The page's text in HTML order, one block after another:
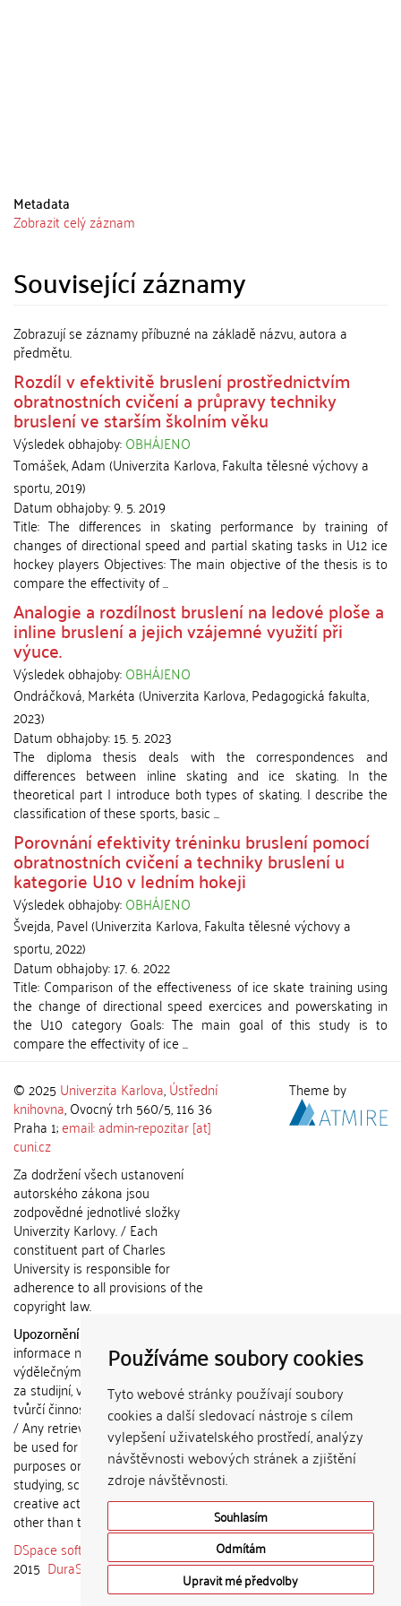
Používáme soubory cookies
Tyto webové stránky používají soubory
cookies a další sledovací nástroje s cílem
vylepšení uživatelského prostředí, analýzy
návštěvnosti webových stránek a zjištění
zdroje návštěvnosti.
Souhlasím
Odmítám
Upravit mé předvolby
Metadata
Zobrazit celý záznam
Související záznamy
Zobrazují se záznamy příbuzné na základě názvu, autora a
předmětu.
Rozdíl v efektivitě bruslení prostřednictvím
obratnostních cvičení a průpravy techniky
bruslení ve starším školním věku
Výsledek obhajoby:OBHÁJENO
Tomášek, Adam(Univerzita Karlova, Fakulta tělesné výchovy a
sportu,2019)
Datum obhajoby:9. 5. 2019
Title: The differences in skating performance by training of
changes of directional speed and partial skating tasks in U12 ice
hockey players Objectives: The main objective of the thesis is to
compare the effectivity of ...
Analogie a rozdílnost bruslení na ledové ploše a
inline bruslení a jejich vzájemné využití při
výuce.
Výsledek obhajoby:OBHÁJENO
Ondráčková, Markéta(Univerzita Karlova, Pedagogická fakulta,
2023)
Datum obhajoby:15. 5. 2023
The diploma thesis deals with the correspondences and
differences between inline skating and ice skating. In the
theoretical part I introduce both types of skating. I describe the
classification of these sports, basic ...
Porovnání efektivity tréninku bruslení pomocí
obratnostních cvičení a techniky bruslení u
kategorie U10 v ledním hokeji
Výsledek obhajoby:OBHÁJENO
Švejda, Pavel(Univerzita Karlova, Fakulta tělesné výchovy a
sportu,2022)
Datum obhajoby:17. 6. 2022
Title: Comparison of the effectiveness of ice skate training using
the change of directional speed exercices and powerskating in
the U10 category Goals: The main goal of this study is to
compare the effectivity of ice ...
© 2025 Univerzita Karlova,Ústřední
knihovna, Ovocný trh 560/5, 116 36
Praha 1;email: admin-repozitar [at]
cuni.cz
Za dodržení všech ustanovení
autorského zákona jsou
zodpovědné jednotlivé složky
Univerzity Karlovy. / Each
constituent part of Charles
University is responsible for
adherence to all provisions of the
copyright law.
Upozornění / Notice:
informace nemohou být použity k
výdělečným účelům nebo vydávány
za studijní, vědeckou nebo jinou
tvůrčí činnost jiné osoby než autora.
/ Any retrieved information shall not
be used for any commercial
purposes or claimed as results of
studying, scientific or any other
creative activities of any person
other than the author.
DSpace software
copyright © 2002-
2015 DuraSpace
Theme by